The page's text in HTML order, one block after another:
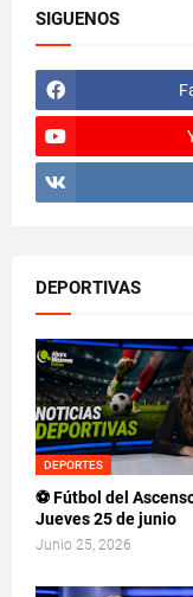
SIGUENOS
DEPORTIVAS
DEPORTES
⚽ Fútbol del
Jueves 25 de junio
Junio 25, 2026